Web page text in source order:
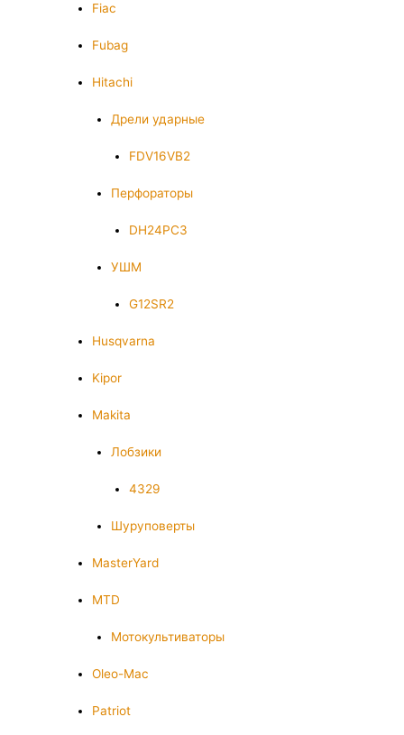
Fiac
Fubag
Hitachi
Дрели ударные
FDV16VB2
Перфораторы
DH24PC3
УШМ
G12SR2
Husqvarna
Kipor
Makita
Лобзики
4329
Шуруповерты
MasterYard
MTD
Мотокультиваторы
Oleo-Mac
Patriot